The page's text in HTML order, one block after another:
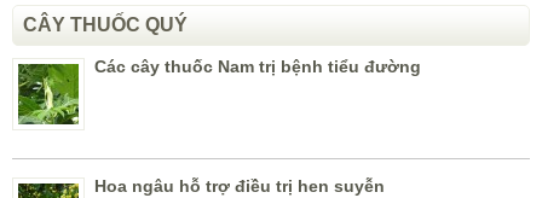
CÂY THUỐC QUÝ
Các cây thuốc Nam trị bệnh tiểu đường
Hoa ngâu hỗ trợ điều trị hen suyễn